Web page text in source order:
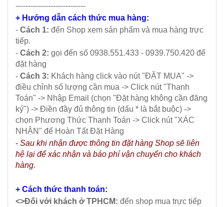
----------------------------
+ Hướng dẫn cách thức mua hàng:
- Cách 1: đến Shop xem sản phẩm và mua hàng trực
tiếp.
- Cách 2: gọi đến số 0938.551.433 - 0939.750.420 để
đặt hàng
- Cách 3: Khách hàng click vào nút "ĐẶT MUA" ->
điều chỉnh số lượng cần mua -> Click nút "Thanh
Toán" -> Nhập Email (chọn "Đặt hàng không cần đăng
ký") -> Điền đầy đủ thông tin (dấu * là bắt buộc) ->
chọn Phương Thức Thanh Toán -> Click nút "XÁC
NHẬN" để Hoàn Tất Đặt Hàng
- Sau khi nhận được thông tin đặt hàng Shop sẽ liên
hệ lại để xác nhận và báo phí vận chuyển cho khách
hàng.
+ Cách thức thanh toán:
<>Đối với khách ở TPHCM: đến shop mua trực tiếp